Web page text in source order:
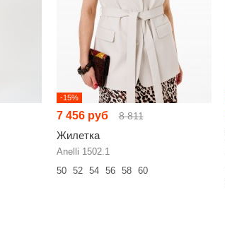
-15%
7 456 руб 8 811
Жилетка
Anelli 1502.1
50
52 54 56 58 60